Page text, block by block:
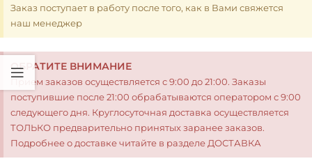
Заказ поступает в работу после того, как в Вами свяжется
наш менеджер
ОБРАТИТЕ ВНИМАНИЕ
Прием заказов осуществляется с 9:00 до 21:00. Заказы
поступившие после 21:00 обрабатываются оператором с 9:00
следующего дня. Круглосуточная доставка осуществляется
ТОЛЬКО предварительно принятых заранее заказов.
Подробнее о доставке читайте в разделе ДОСТАВКА